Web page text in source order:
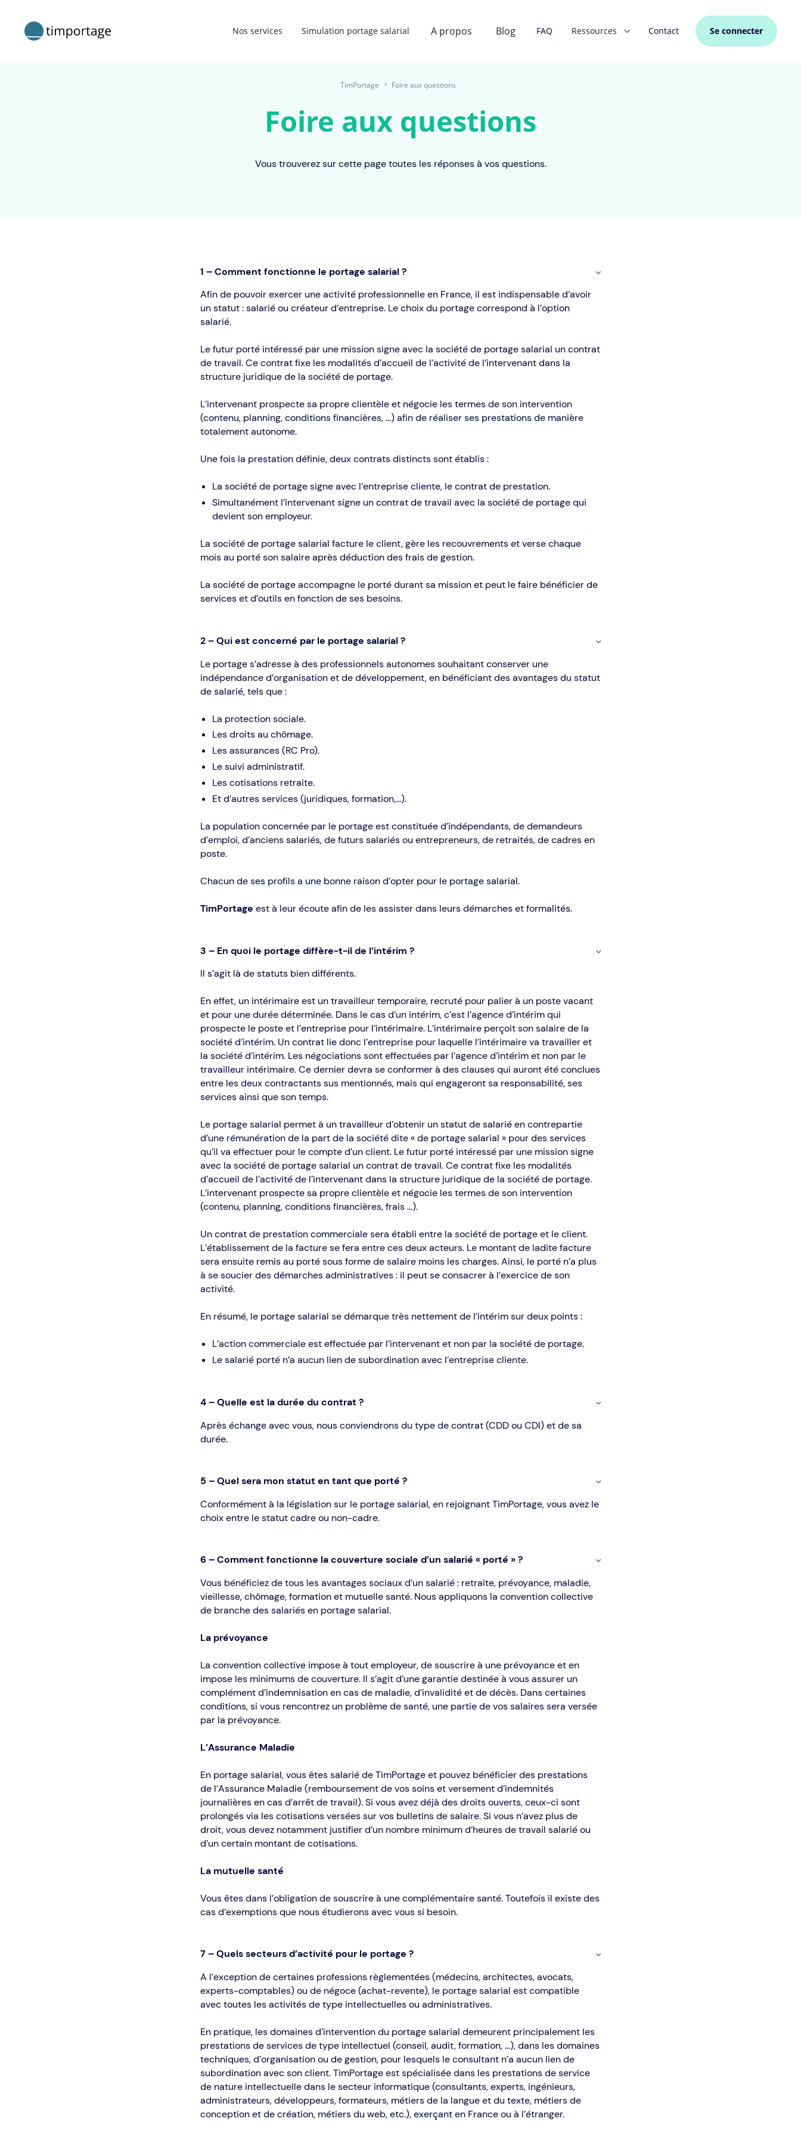
Nos services Simulation portage salarial A propos Blog FAQ Ressources Contact Se connecter
TimPortage > Foire aux questions
Foire aux questions
Vous trouverez sur cette page toutes les réponses à vos questions.
1 – Comment fonctionne le portage salarial ?
Afin de pouvoir exercer une activité professionnelle en France, il est indispensable d’avoir
un statut : salarié ou créateur d’entreprise. Le choix du portage correspond à l’option
salarié.
Le futur porté intéressé par une mission signe avec la société de portage salarial un contrat
de travail. Ce contrat fixe les modalités d’accueil de l’activité de l’intervenant dans la
structure juridique de la société de portage.
L’intervenant prospecte sa propre clientèle et négocie les termes de son intervention
(contenu, planning, conditions financières, …) afin de réaliser ses prestations de manière
totalement autonome.
Une fois la prestation définie, deux contrats distincts sont établis :
La société de portage signe avec l’entreprise cliente, le contrat de prestation.
Simultanément l’intervenant signe un contrat de travail avec la société de portage qui
devient son employeur.
La société de portage salarial facture le client, gère les recouvrements et verse chaque
mois au porté son salaire après déduction des frais de gestion.
La société de portage accompagne le porté durant sa mission et peut le faire bénéficier de
services et d’outils en fonction de ses besoins.
2 – Qui est concerné par le portage salarial ?
Le portage s’adresse à des professionnels autonomes souhaitant conserver une
indépendance d’organisation et de développement, en bénéficiant des avantages du statut
de salarié, tels que :
La protection sociale.
Les droits au chômage.
Les assurances (RC Pro).
Le suivi administratif.
Les cotisations retraite.
Et d’autres services (juridiques, formation,…).
La population concernée par le portage est constituée d’indépendants, de demandeurs
d’emploi, d’anciens salariés, de futurs salariés ou entrepreneurs, de retraités, de cadres en
poste.
Chacun de ses profils a une bonne raison d’opter pour le portage salarial.
TimPortage est à leur écoute afin de les assister dans leurs démarches et formalités.
3 – En quoi le portage diffère-t-il de l’intérim ?
Il s’agit là de statuts bien différents.
En effet, un intérimaire est un travailleur temporaire, recruté pour palier à un poste vacant
et pour une durée déterminée. Dans le cas d’un intérim, c’est l’agence d’intérim qui
prospecte le poste et l’entreprise pour l’intérimaire. L’intérimaire perçoit son salaire de la
société d’intérim. Un contrat lie donc l’entreprise pour laquelle l’intérimaire va travailler et
la société d’intérim. Les négociations sont effectuées par l’agence d’intérim et non par le
travailleur intérimaire. Ce dernier devra se conformer à des clauses qui auront été conclues
entre les deux contractants sus mentionnés, mais qui engageront sa responsabilité, ses
services ainsi que son temps.
Le portage salarial permet à un travailleur d’obtenir un statut de salarié en contrepartie
d’une rémunération de la part de la société dite « de portage salarial » pour des services
qu’il va effectuer pour le compte d’un client. Le futur porté intéressé par une mission signe
avec la société de portage salarial un contrat de travail. Ce contrat fixe les modalités
d’accueil de l’activité de l’intervenant dans la structure juridique de la société de portage.
L’intervenant prospecte sa propre clientèle et négocie les termes de son intervention
(contenu, planning, conditions financières, frais …).
Un contrat de prestation commerciale sera établi entre la société de portage et le client.
L’établissement de la facture se fera entre ces deux acteurs. Le montant de ladite facture
sera ensuite remis au porté sous forme de salaire moins les charges. Ainsi, le porté n’a plus
à se soucier des démarches administratives : il peut se consacrer à l’exercice de son
activité.
En résumé, le portage salarial se démarque très nettement de l’intérim sur deux points :
L’action commerciale est effectuée par l’intervenant et non par la société de portage.
Le salarié porté n’a aucun lien de subordination avec l’entreprise cliente.
4 – Quelle est la durée du contrat ?
Après échange avec vous, nous conviendrons du type de contrat (CDD ou CDI) et de sa
durée.
5 – Quel sera mon statut en tant que porté ?
Conformément à la législation sur le portage salarial, en rejoignant TimPortage, vous avez le
choix entre le statut cadre ou non-cadre.
6 – Comment fonctionne la couverture sociale d’un salarié « porté » ?
Vous bénéficiez de tous les avantages sociaux d’un salarié : retraite, prévoyance, maladie,
vieillesse, chômage, formation et mutuelle santé. Nous appliquons la convention collective
de branche des salariés en portage salarial.
La prévoyance
La convention collective impose à tout employeur, de souscrire à une prévoyance et en
impose les minimums de couverture. Il s’agit d’une garantie destinée à vous assurer un
complément d’indemnisation en cas de maladie, d’invalidité et de décès. Dans certaines
conditions, si vous rencontrez un problème de santé, une partie de vos salaires sera versée
par la prévoyance.
L’Assurance Maladie
En portage salarial, vous êtes salarié de TimPortage et pouvez bénéficier des prestations
de l’Assurance Maladie (remboursement de vos soins et versement d’indemnités
journalières en cas d’arrêt de travail). Si vous avez déjà des droits ouverts, ceux-ci sont
prolongés via les cotisations versées sur vos bulletins de salaire. Si vous n’avez plus de
droit, vous devez notamment justifier d’un nombre minimum d’heures de travail salarié ou
d’un certain montant de cotisations.
La mutuelle santé
Vous êtes dans l’obligation de souscrire à une complémentaire santé. Toutefois il existe des
cas d’exemptions que nous étudierons avec vous si besoin.
7 – Quels secteurs d’activité pour le portage ?
A l’exception de certaines professions règlementées (médecins, architectes, avocats,
experts-comptables) ou de négoce (achat-revente), le portage salarial est compatible
avec toutes les activités de type intellectuelles ou administratives.
En pratique, les domaines d’intervention du portage salarial demeurent principalement les
prestations de services de type intellectuel (conseil, audit, formation, …), dans les domaines
techniques, d’organisation ou de gestion, pour lesquels le consultant n’a aucun lien de
subordination avec son client. TimPortage est spécialisée dans les prestations de service
de nature intellectuelle dans le secteur informatique (consultants, experts, ingénieurs,
administrateurs, développeurs, formateurs, métiers de la langue et du texte, métiers de
conception et de création, métiers du web, etc.), exerçant en France ou à l’étranger.